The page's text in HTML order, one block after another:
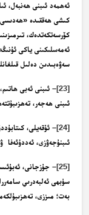
كىشى ھەققىدە «ھەدىسى
كۆرسەتكەتدەك،
ئەمەسلىكىنى ياكى
سەۋەبىدىن دەلىل
[23]
ئىبنى ھەجەر،
[24]
ئىبنۇجەۋزى، ئەددۇئەفا ۋەلمەترۇكىن 2/140؛
[25]– جۇزجانى،
بەت؛ مىززى، تەھزىبۇلكەمال